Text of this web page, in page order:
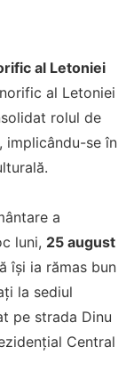
al Letoniei
al Letoniei
rolul de
implicându-se în
a
luni, 25 august
își ia rămas bun
la sediul
pe strada Dinu
Central